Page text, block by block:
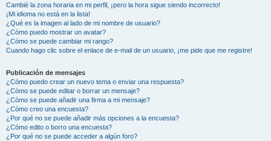
Cambié la zona horaria en mi perfil, ¡pero la hora sigue siendo incorrecto!
¡Mi idioma no está en la lista!
¿Qué es la imagen al lado de mi nombre de usuario?
¿Cómo puedo mostrar un avatar?
¿Cómo se puede cambiar mi rango?
Cuando hago clic sobre el enlace de e-mail de un usuario, ¡me pide que me registre!
Publicación de mensajes
¿Cómo puedo crear un nuevo tema o enviar una respuesta?
¿Cómo se puede editar o borrar un mensaje?
¿Cómo se puede añadir una firma a mi mensaje?
¿Cómo creo una encuesta?
¿Por qué no se puede añadir más opciones a la encuesta?
¿Cómo edito o borro una encuesta?
¿Por qué no se puede acceder a algún foro?